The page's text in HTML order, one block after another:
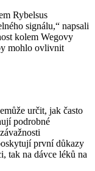
Rybelsus
signálu,“ napsali
kolem Wegovy
mohlo ovlivnit
určit, jak často
podrobné
první důkazy
tak na dávce léků na